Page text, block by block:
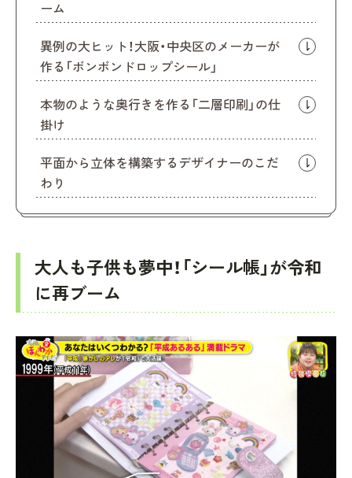
ーム
異例の大ヒット！大阪・中央区のメーカーが
作る「ボンボンドロップシール」
本物のような奥行きを作る「二層印刷」の仕
掛け
平面から立体を構築するデザイナーのこだ
わり
大人も子供も夢中！「シール帳」が令和
に再ブーム